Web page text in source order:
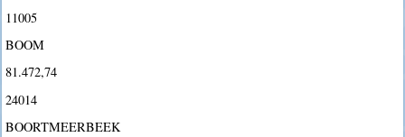
11005
BOOM
81.472,74
24014
BOORTMEERBEEK